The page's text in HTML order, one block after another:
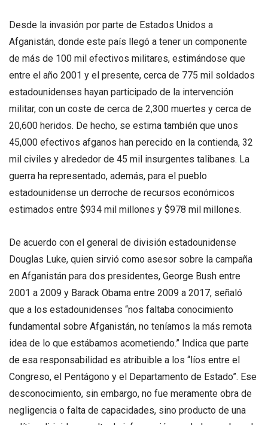
Desde la invasión por parte de Estados Unidos a
Afganistán, donde este país llegó a tener un componente
de más de 100 mil efectivos militares, estimándose que
entre el año 2001 y el presente, cerca de 775 mil soldados
estadounidenses hayan participado de la intervención
militar, con un coste de cerca de 2,300 muertes y cerca de
20,600 heridos. De hecho, se estima también que unos
45,000 efectivos afganos han perecido en la contienda, 32
mil civiles y alrededor de 45 mil insurgentes talibanes. La
guerra ha representado, además, para el pueblo
estadounidense un derroche de recursos económicos
estimados entre $934 mil millones y $978 mil millones.
De acuerdo con el general de división estadounidense
Douglas Luke, quien sirvió como asesor sobre la campaña
en Afganistán para dos presidentes, George Bush entre
2001 a 2009 y Barack Obama entre 2009 a 2017, señaló
que a los estadounidenses “nos faltaba conocimiento
fundamental sobre Afganistán, no teníamos la más remota
idea de lo que estábamos acometiendo.” Indica que parte
de esa responsabilidad es atribuible a los “líos entre el
Congreso, el Pentágono y el Departamento de Estado”. Ese
desconocimiento, sin embargo, no fue meramente obra de
negligencia o falta de capacidades, sino producto de una